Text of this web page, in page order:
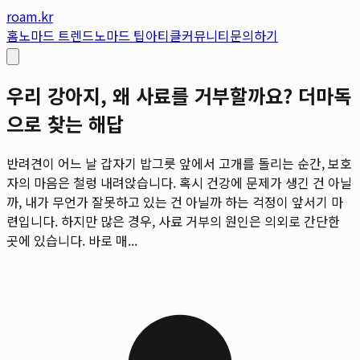
roam.kr
홈노마드 트렌드노마드 팁아티클커뮤니티문의하기
우리 강아지, 왜 사료를 거부할까요? 더마독
으로 찾는 해답
반려견이 어느 날 갑자기 밥그릇 앞에서 고개를 돌리는 순간, 보호
자의 마음은 철렁 내려앉습니다. 혹시 건강에 문제가 생긴 건 아닐
까, 내가 무언가 잘못하고 있는 건 아닐까 하는 걱정이 앞서기 마
련입니다. 하지만 많은 경우, 사료 거부의 원인은 의외로 간단한
곳에 있습니다. 바로 매...